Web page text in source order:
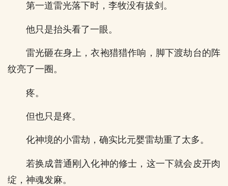
第一道雷光落下时，李牧没有拔剑。
他只是抬头看了一眼。
雷光砸在身上，衣袍猎猎作响，脚下渡劫台的阵
纹亮了一圈。
疼。
但也只是疼。
化神境的小雷劫，确实比元婴雷劫重了太多。
若换成普通刚入化神的修士，这一下就会皮开肉
绽，神魂发麻。